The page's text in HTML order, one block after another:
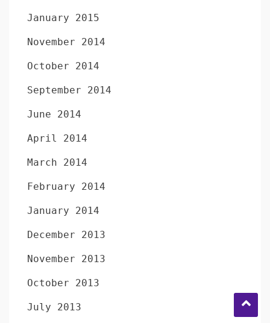
January 2015
November 2014
October 2014
September 2014
June 2014
April 2014
March 2014
February 2014
January 2014
December 2013
November 2013
October 2013
July 2013